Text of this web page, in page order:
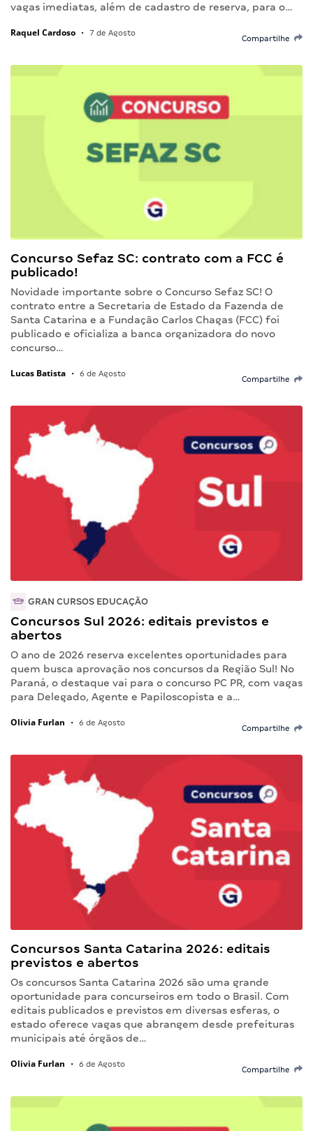
vagas imediatas, além de cadastro de reserva, para o…
Raquel Cardoso • 7 de Agosto
Compartilhe
Concurso Sefaz SC: contrato com a FCC é
publicado!
Novidade importante sobre o Concurso Sefaz SC! O
contrato entre a Secretaria de Estado da Fazenda de
Santa Catarina e a Fundação Carlos Chagas (FCC) foi
publicado e oficializa a banca organizadora do novo
concurso…
Lucas Batista • 6 de Agosto
Compartilhe
GRAN CURSOS EDUCAÇÃO
Concursos Sul 2026: editais previstos e
abertos
O ano de 2026 reserva excelentes oportunidades para
quem busca aprovação nos concursos da Região Sul! No
Paraná, o destaque vai para o concurso PC PR, com vagas
para Delegado, Agente e Papiloscopista e a…
Olivia Furlan • 6 de Agosto
Compartilhe
Concursos Santa Catarina 2026: editais
previstos e abertos
Os concursos Santa Catarina 2026 são uma grande
oportunidade para concurseiros em todo o Brasil. Com
editais publicados e previstos em diversas esferas, o
estado oferece vagas que abrangem desde prefeituras
municipais até órgãos de…
Olivia Furlan • 6 de Agosto
Compartilhe